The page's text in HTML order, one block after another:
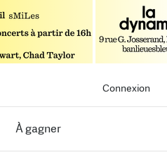
Connexion
À gagner